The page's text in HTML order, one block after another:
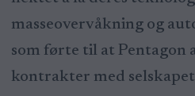
masseovervåkning og
som førte til at Pentagon
kontrakter med